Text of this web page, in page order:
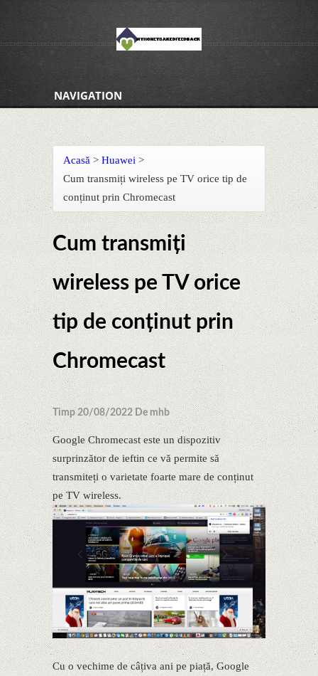
NAVIGATION
Acasă > Huawei >
Cum transmiți wireless pe TV orice tip de
conținut prin Chromecast
Cum transmiți
wireless pe TV orice
tip de conținut prin
Chromecast
Timp 20/08/2022 De mhb
Google Chromecast este un dispozitiv
surprinzător de ieftin ce vă permite să
transmiteți o varietate foarte mare de conținut
pe TV wireless.
Cu o vechime de câțiva ani pe piață, Google